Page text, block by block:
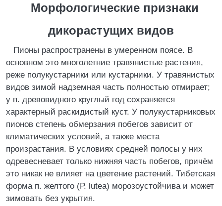
Морфологические признаки
дикорастущих видов
Пионы распространены в умеренном поясе. В
основном это многолетние травянистые растения,
реже полукустарники или кустарники. У травянистых
видов зимой надземная часть полностью отмирает;
у п. древовидного круглый год сохраняется
характерный раскидистый куст. У полукустарниковых
пионов степень обмерзания побегов зависит от
климатических условий, а также места
произрастания. В условиях средней полосы у них
одревесневает только нижняя часть побегов, причём
это никак не влияет на цветение растений. Тибетская
форма п. желтого (Р. lutea) морозоустойчива и может
зимовать без укрытия.